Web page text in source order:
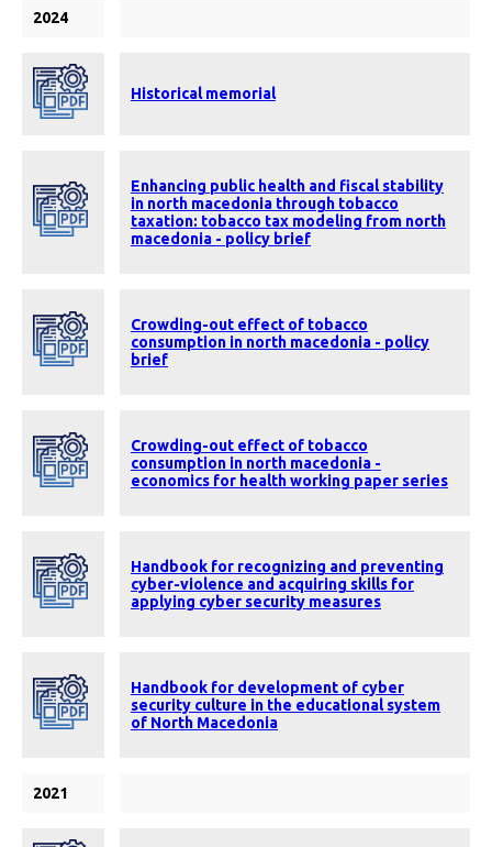
2024
Historical memorial
Enhancing public health and fiscal stability
in north macedonia through tobacco
taxation: tobacco tax modeling from north
macedonia - policy brief
Crowding-out effect of tobacco
consumption in north macedonia - policy
brief
Crowding-out effect of tobacco
consumption in north macedonia -
economics for health working paper series
Handbook for recognizing and preventing
cyber-violence and acquiring skills for
applying cyber security measures
Handbook for development of cyber
security culture in the educational system
of North Macedonia
2021